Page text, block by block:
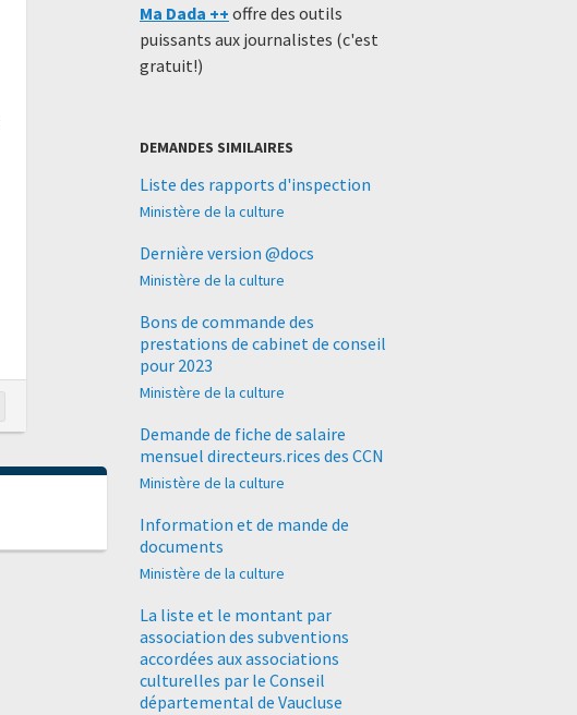
Ma Dada ++ offre des outils
puissants aux journalistes (c'est
gratuit!)
DEMANDES SIMILAIRES
Liste des rapports d'inspection
Ministère de la culture
Dernière version @docs
Ministère de la culture
Bons de commande des
prestations de cabinet de conseil
pour 2023
Ministère de la culture
Demande de fiche de salaire
mensuel directeurs.rices des CCN
Ministère de la culture
Information et de mande de
documents
Ministère de la culture
La liste et le montant par
association des subventions
accordées aux associations
culturelles par le Conseil
départemental de Vaucluse